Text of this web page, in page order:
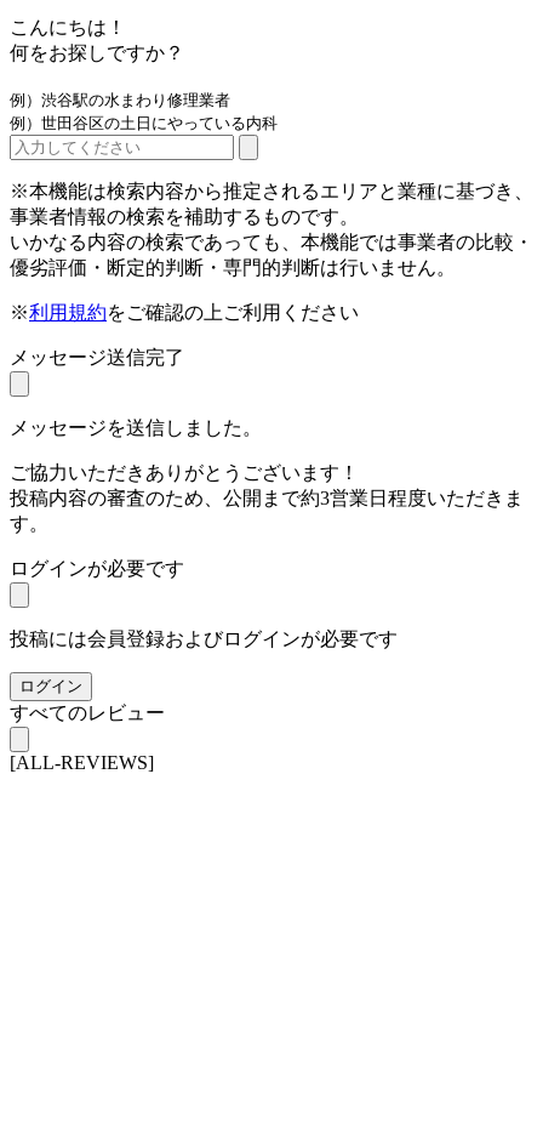
こんにちは！
何をお探しですか？
例）渋谷駅の水まわり修理業者
例）世田谷区の土日にやっている内科
※本機能は検索内容から推定されるエリアと業種に基づき、
事業者情報の検索を補助するものです。
いかなる内容の検索であっても、本機能では事業者の比較・
優劣評価・断定的判断・専門的判断は行いません。
※利用規約をご確認の上ご利用ください
メッセージ送信完了
メッセージを送信しました。
ご協力いただきありがとうございます！
投稿内容の審査のため、公開まで約3営業日程度いただきま
す。
ログインが必要です
投稿には会員登録およびログインが必要です
ログイン
すべてのレビュー
[ALL-REVIEWS]